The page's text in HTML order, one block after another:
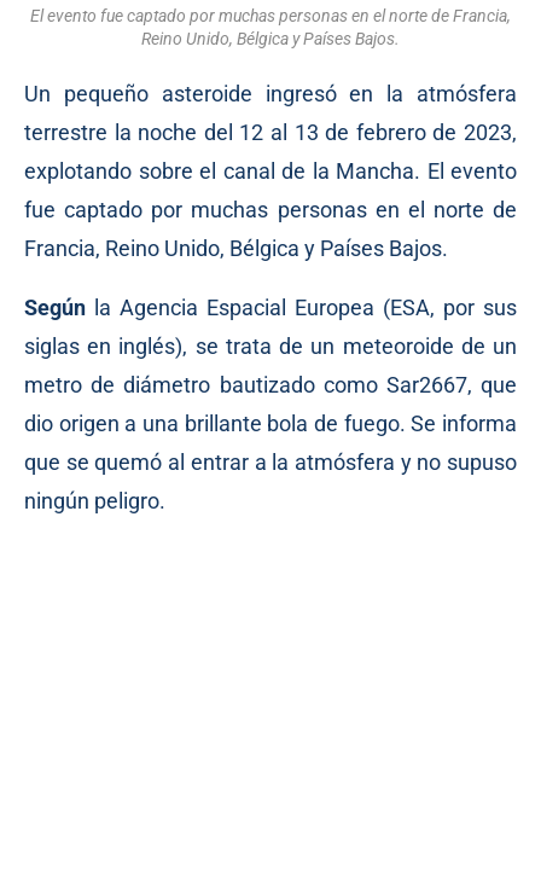
El evento fue captado por muchas personas en el norte de Francia,
Reino Unido, Bélgica y Países Bajos.
Un pequeño asteroide ingresó en la atmósfera
terrestre la noche del 12 al 13 de febrero de 2023,
explotando sobre el canal de la Mancha. El evento
fue captado por muchas personas en el norte de
Francia, Reino Unido, Bélgica y Países Bajos.
Según la Agencia Espacial Europea (ESA, por sus
siglas en inglés), se trata de un meteoroide de un
metro de diámetro bautizado como Sar2667, que
dio origen a una brillante bola de fuego. Se informa
que se quemó al entrar a la atmósfera y no supuso
ningún peligro.